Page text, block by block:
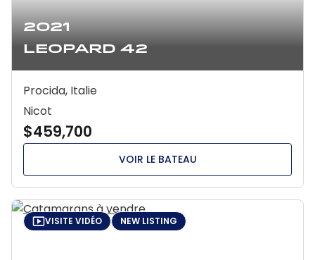
2021
Leopard 42
Procida, Italie
Nicot
$459,700
VOIR LE BATEAU
VISITE VIDÉO NEW LISTING